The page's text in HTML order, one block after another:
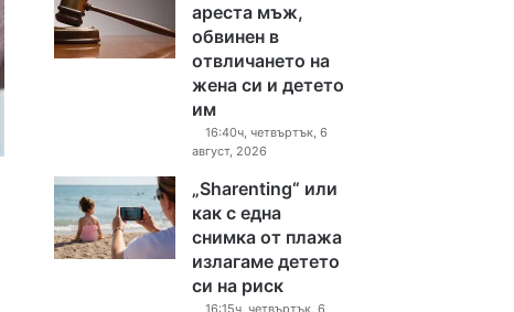
ареста мъж,
обвинен в
отвличането на
жена си и детето
им
16:40ч, четвъртък, 6
август, 2026
„Sharenting“ или
как с една
снимка от плажа
излагаме детето
си на риск
16:15ч, четвъртък, 6